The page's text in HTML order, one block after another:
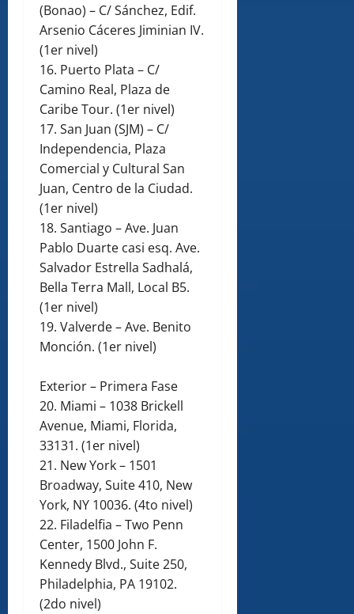
(Bonao) – C/ Sánchez, Edif.
Arsenio Cáceres Jiminian IV.
(1er nivel)
16. Puerto Plata – C/
Camino Real, Plaza de
Caribe Tour. (1er nivel)
17. San Juan (SJM) – C/
Independencia, Plaza
Comercial y Cultural San
Juan, Centro de la Ciudad.
(1er nivel)
18. Santiago – Ave. Juan
Pablo Duarte casi esq. Ave.
Salvador Estrella Sadhalá,
Bella Terra Mall, Local B5.
(1er nivel)
19. Valverde – Ave. Benito
Monción. (1er nivel)
Exterior – Primera Fase
20. Miami – 1038 Brickell
Avenue, Miami, Florida,
33131. (1er nivel)
21. New York – 1501
Broadway, Suite 410, New
York, NY 10036. (4to nivel)
22. Filadelfia – Two Penn
Center, 1500 John F.
Kennedy Blvd., Suite 250,
Philadelphia, PA 19102.
(2do nivel)